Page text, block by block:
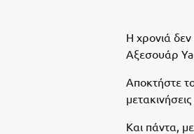
Η χρονιά
Αξεσουάρ
Αποκτήστε
Και πάντα,